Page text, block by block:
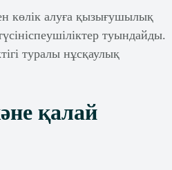
көлік алуға қызығушылық
туындайды.
туралы нұсқаулық
қалай